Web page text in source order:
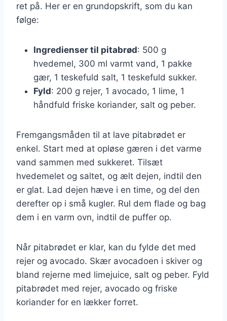
ret på. Her er en grundopskrift, som du kan
følge:
Ingredienser til pitabrød: 500 g
hvedemel, 300 ml varmt vand, 1 pakke
gær, 1 teskefuld salt, 1 teskefuld sukker.
Fyld: 200 g rejer, 1 avocado, 1 lime, 1
håndfuld friske koriander, salt og peber.
Fremgangsmåden til at lave pitabrødet er
enkel. Start med at opløse gæren i det varme
vand sammen med sukkeret. Tilsæt
hvedemelet og saltet, og ælt dejen, indtil den
er glat. Lad dejen hæve i en time, og del den
derefter op i små kugler. Rul dem flade og bag
dem i en varm ovn, indtil de puffer op.
Når pitabrødet er klar, kan du fylde det med
rejer og avocado. Skær avocadoen i skiver og
bland rejerne med limejuice, salt og peber. Fyld
pitabrødet med rejer, avocado og friske
koriander for en lækker forret.